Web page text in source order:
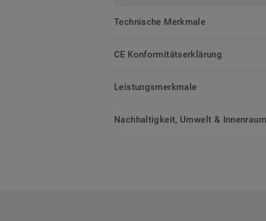
Technische Merkmale
CE Konformitätserklärung
Leistungsmerkmale
Nachhaltigkeit, Umwelt &